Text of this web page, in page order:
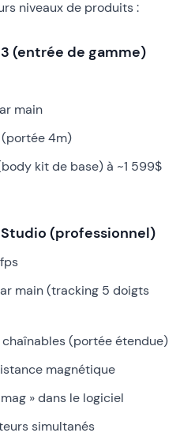
niveaux de produits :
(entrée de gamme)
main
(portée 4m)
kit de base) à ~1 599$
(professionnel)
main (tracking 5 doigts
chaînables (portée étendue)
magnétique
» dans le logiciel
simultanés